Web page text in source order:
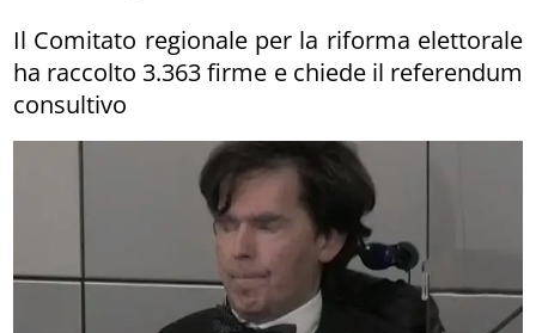
Il Comitato regionale per la riforma elettorale
ha raccolto 3.363 firme e chiede il referendum
consultivo